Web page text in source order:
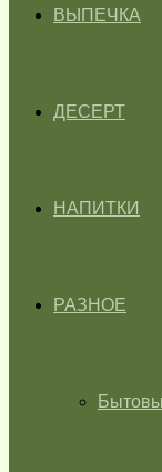
ВЫПЕЧКА
ДЕСЕРТ
НАПИТКИ
РАЗНОЕ